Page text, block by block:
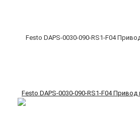
Festo DAPS-0030-090-RS1-F04